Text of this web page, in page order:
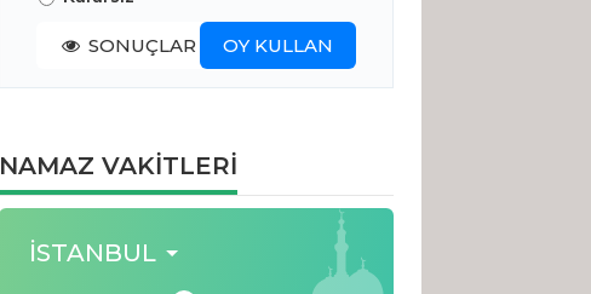
SONUÇLAR OY KULLAN
NAMAZ VAKİTLERİ
İSTANBUL